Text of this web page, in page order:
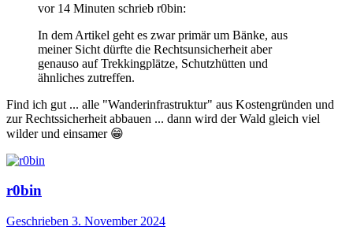
vor 14 Minuten schrieb r0bin:
In dem Artikel geht es zwar primär um Bänke, aus
meiner Sicht dürfte die Rechtsunsicherheit aber
genauso auf Trekkingplätze, Schutzhütten und
ähnliches zutreffen.
Find ich gut ... alle "Wanderinfrastruktur" aus Kostengründen und
zur Rechtssicherheit abbauen ... dann wird der Wald gleich viel
wilder und einsamer 😁
r0bin
Geschrieben 3. November 2024